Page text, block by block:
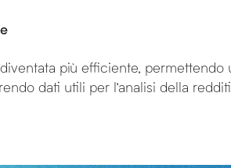
più efficiente, permettendo
dati utili per l’analisi della